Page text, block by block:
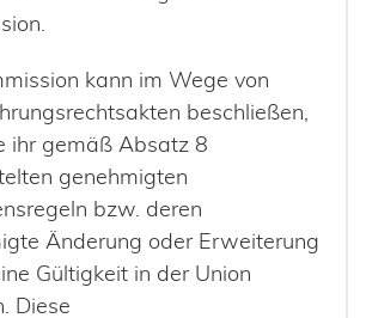
kann im Wege von
beschließen,
ihr gemäß Absatz 8
genehmigten
bzw. deren
Änderung oder Erweiterung
Gültigkeit in der Union
Diese